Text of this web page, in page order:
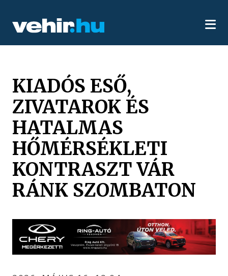
KIADÓS ESŐ,
ZIVATAROK ÉS
HATALMAS
HŐMÉRSÉKLETI
KONTRASZT VÁR
RÁNK SZOMBATON